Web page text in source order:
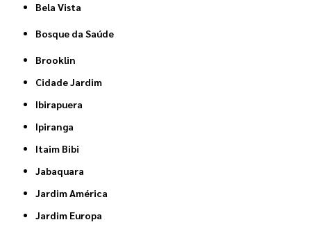
Bela Vista
Bosque da Saúde
Brooklin
Cidade Jardim
Ibirapuera
Ipiranga
Itaim Bibi
Jabaquara
Jardim América
Jardim Europa